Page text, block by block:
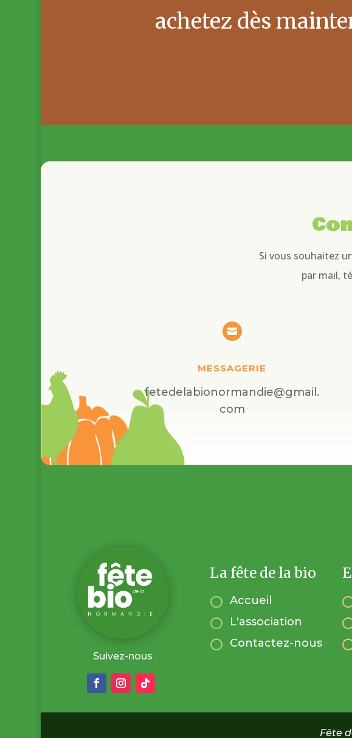
achetez dès
Si vous souhaitez
par mail,

MESSAGERIE
fetedelabionormandie@gmail.
com
Suivez-nous
La fête de la bio
 Accueil
 L'association
 Contactez-nous
Fête